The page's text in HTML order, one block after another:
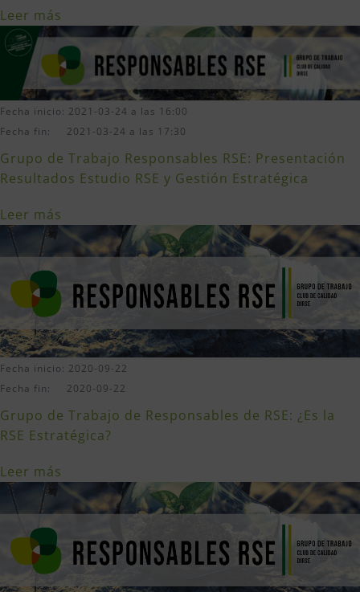
Leer más
Fecha inicio: 2021-03-24 a las 16:00
Fecha fin: 2021-03-24 a las 17:30
Grupo de Trabajo Responsables RSE: Presentación
Resultados Estudio RSE y Gestión Estratégica
Leer más
Fecha inicio: 2020-09-22
Fecha fin: 2020-09-22
Grupo de Trabajo de Responsables de RSE: ¿Es la
RSE Estratégica?
Leer más